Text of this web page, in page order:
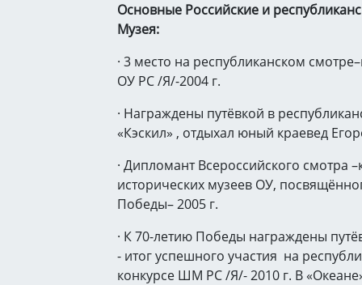
Основные Российские и
Музея:
· 3 место на республиканском
ОУ РС /Я/-2004 г.
· Награждены путёвкой в
«Кэскил» , отдыхал юный краевед
· Дипломант Всероссийского смотра
исторических музеев ОУ,
Победы– 2005 г.
· К 70-летию Победы награждены
- итог успешного участия на
конкурсе ШМ РС /Я/- 2010 г. В